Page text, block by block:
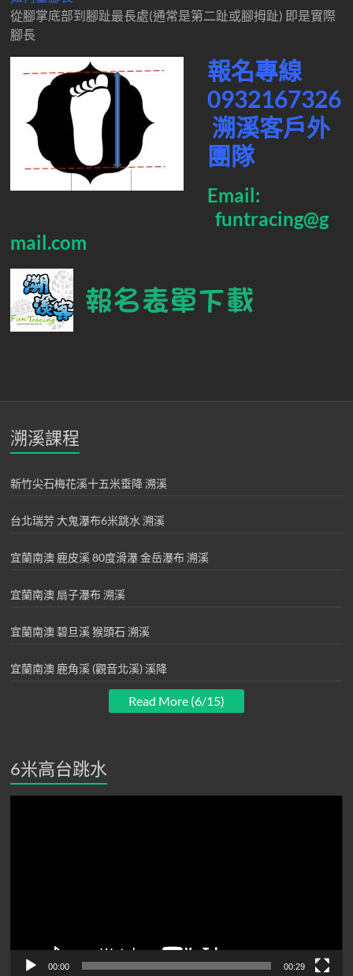
從腳掌底部到腳趾最長處(通常是第二趾或腳拇趾) 即是實際
腳長
報名專線
0932167326
溯溪客戶外
團隊
Email:
funtracing@g
mail.com
溯溪課程
新竹尖石梅花溪十五米垂降 溯溪
台北瑞芳 大鬼瀑布6米跳水 溯溪
宜蘭南澳 鹿皮溪 80度滑瀑 金岳瀑布 溯溪
宜蘭南澳 扇子瀑布 溯溪
宜蘭南澳 碧旦溪 猴頭石 溯溪
宜蘭南澳 鹿角溪 (觀音北溪) 溪降
Read More (6/15)
6米高台跳水
00:00 00:29